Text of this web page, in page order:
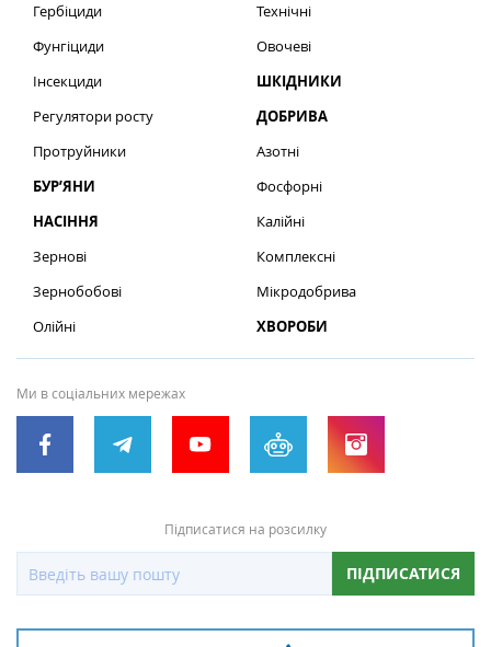
Гербіциди
Фунгіциди
Інсекциди
Регулятори росту
Протруйники
БУР’ЯНИ
НАСІННЯ
Зернові
Зернобобові
Олійні
Технічні
Овочеві
ШКІДНИКИ
ДОБРИВА
Азотні
Фосфорні
Калійні
Комплексні
Мікродобрива
ХВОРОБИ
Ми в соціальних мережах
Підписатися на розсилку
ПІДПИСАТИСЯ